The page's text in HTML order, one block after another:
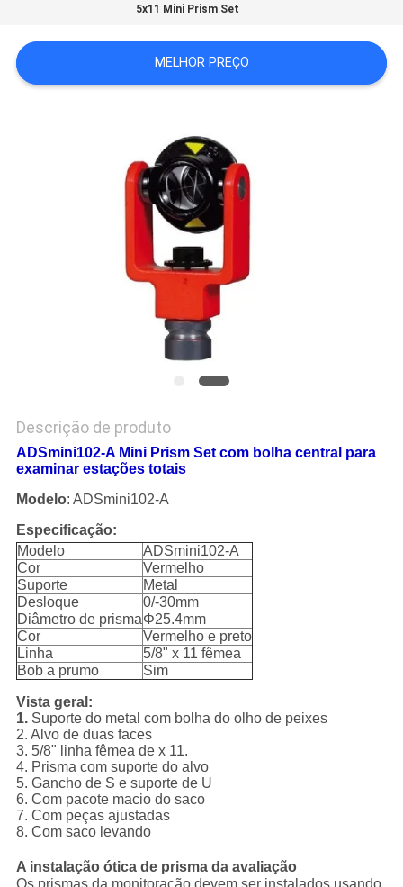
DO
SITE
5x11 Mini Prism Set
MELHOR PREÇO
Descrição de produto
ADSmini102-A Mini Prism Set com bolha central para
examinar estações totais
Modelo: ADSmini102-A
Especificação:
Modelo
ADSmini102-A
Cor
Vermelho
Suporte
Metal
Desloque
0/-30mm
Diâmetro de prismaΦ25.4mm
Cor
Vermelho e preto
Linha
5/8" x 11 fêmea
Bob a prumo
Sim
Vista geral:
1. Suporte do metal com bolha do olho de peixes
2. Alvo de duas faces
3. 5/8" linha fêmea de x 11.
4. Prisma com suporte do alvo
5. Gancho de S e suporte de U
6. Com pacote macio do saco
7. Com peças ajustadas
8. Com saco levando
A instalação ótica de prisma da avaliação